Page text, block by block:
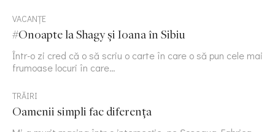
VACANȚE
#Onoapte la Shagy și Ioana în Sibiu
Într-o zi cred că o să scriu o carte în care o să pun cele mai
frumoase locuri în care…
TRĂIRI
Oamenii simpli fac diferența